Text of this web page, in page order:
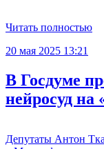
Читать полностью
20 мая 2025 13:21
В Госдуме
нейросуд на
Депутаты Антон